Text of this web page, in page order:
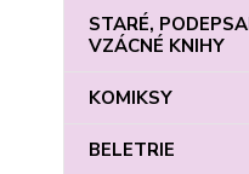
STARÉ,
VZÁCNÉ KNIHY
KOMIKSY
BELETRIE